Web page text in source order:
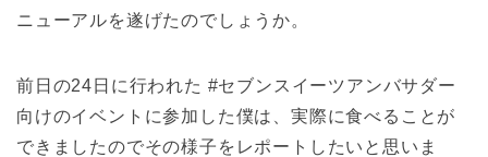
ニューアルを遂げたのでしょうか。
前日の24日に行われた #セブンスイーツアンバサダー
向けのイベントに参加した僕は、実際に食べることが
できましたのでその様子をレポートしたいと思いま